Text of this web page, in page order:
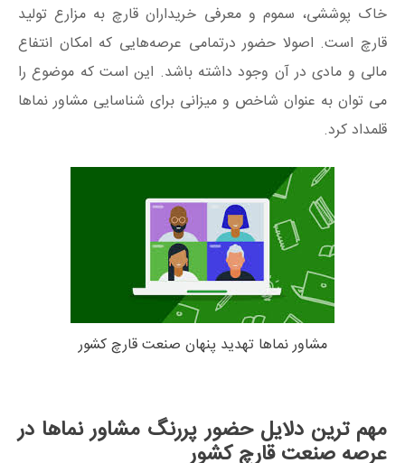
خاک پوششی، سموم و معرفی خریداران قارچ به مزارع تولید
قارچ است. اصولا حضور درتمامی عرصه‌هایی که امکان انتفاع
مالی و مادی در آن وجود داشته باشد. این است که موضوع را
می توان به عنوان شاخص و میزانی برای شناسایی مشاور نماها
قلمداد کرد.
مشاور نماها تهدید پنهان صنعت قارچ کشور
مهم ترین دلایل حضور پررنگ مشاور نماها در
عرصه صنعت قارچ کشور